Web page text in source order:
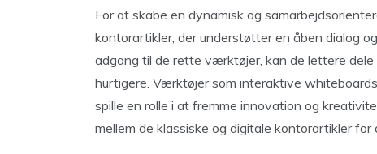
For at skabe en dynamisk og
kontorartikler, der understøtter en åben dialog
adgang til de rette værktøjer, kan de lettere dele
hurtigere. Værktøjer som interaktive
spille en rolle i at fremme innovation og
mellem de klassiske og digitale kontorartikler